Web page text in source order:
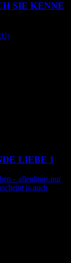
SIE KENNE
LIEBE 1
– allerdings nur
ja auch